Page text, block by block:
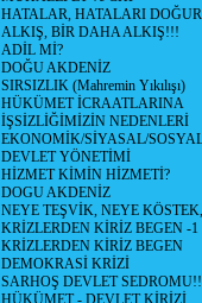
HATALAR, HATALARI
ALKIŞ, BİR DAHA ALKIŞ!!!
ADİL Mİ?
DOĞU AKDENİZ
SIRSIZLIK (Mahremin Yıkılışı)
HÜKÜMET İCRAATLARINA
İŞSİZLİĞİMİZİN NEDENLERİ
EKONOMİK/SİYASAL/
DEVLET YÖNETİMİ
HİZMET KİMİN HİZMETİ?
DOGU AKDENİZ
NEYE TEŞVİK, NEYE
KRİZLERDEN KİRİZ BEGEN -1
KRİZLERDEN KİRİZ BEGEN
DEMOKRASİ KRİZİ
SARHOŞ DEVLET SEDROMU!!
HÜKÜMET - DEVLET KİRİZİ